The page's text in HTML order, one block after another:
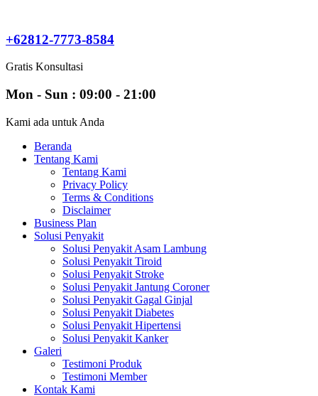
content
+62812-7773-8584
Gratis Konsultasi
Mon - Sun : 09:00 - 21:00
Kami ada untuk Anda
Beranda
Tentang Kami
Tentang Kami
Privacy Policy
Terms & Conditions
Disclaimer
Business Plan
Solusi Penyakit
Solusi Penyakit Asam Lambung
Solusi Penyakit Tiroid
Solusi Penyakit Stroke
Solusi Penyakit Jantung Coroner
Solusi Penyakit Gagal Ginjal
Solusi Penyakit Diabetes
Solusi Penyakit Hipertensi
Solusi Penyakit Kanker
Galeri
Testimoni Produk
Testimoni Member
Kontak Kami